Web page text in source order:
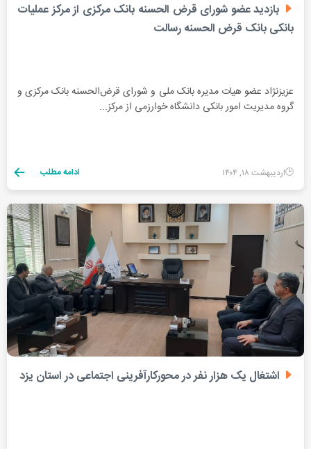
بازدید عضو شورای قرض الحسنه بانک مرکزی از مرکز عملیات
بانکی بانک قرض الحسنه رسالت
عزیزنژاد عضو هیات مدیره بانک ملی و شورای قرض‌الحسنه بانک مرکزی و
گروه مدیریت امور بانکی دانشگاه خوارزمی از مرکز...
اردیبهشت ۱۸, ۱۴۰۴ ادامه مطلب
اشتغال یک هزار نفر در محورکارآفرینی اجتماعی در استان یزد